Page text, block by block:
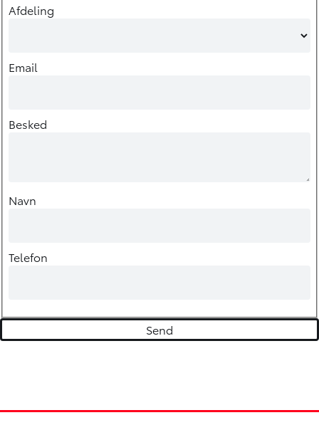
Afdeling
Email
Besked
Navn
Telefon